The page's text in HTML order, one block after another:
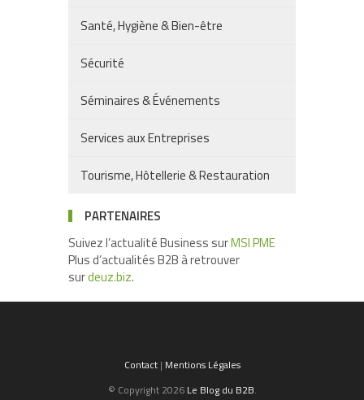
Santé, Hygiène & Bien-être
Sécurité
Séminaires & Événements
Services aux Entreprises
Tourisme, Hôtellerie & Restauration
PARTENAIRES
Suivez l’actualité Business surMSI PME
Plus d’actualités B2B à retrouver
surdeuz.biz.
Contact| Mentions Légales
© Copyright 2026 Le Blog du B2B.